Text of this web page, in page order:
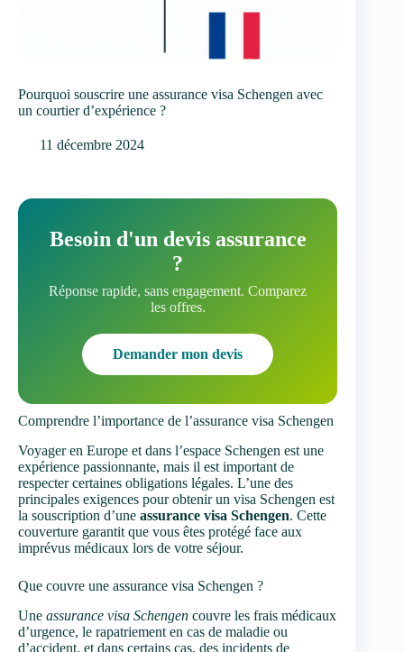
Pourquoi souscrire une assurance visa Schengen avec
un courtier d’expérience ?
11 décembre 2024
Besoin d'un devis assurance
?
Réponse rapide, sans engagement. Comparez
les offres.
Demander mon devis
Comprendre l’importance de l’assurance visa Schengen
Voyager en Europe et dans l’espace Schengen est une
expérience passionnante, mais il est important de
respecter certaines obligations légales. L’une des
principales exigences pour obtenir un visa Schengen est
la souscription d’une assurance visa Schengen. Cette
couverture garantit que vous êtes protégé face aux
imprévus médicaux lors de votre séjour.
Que couvre une assurance visa Schengen ?
Une assurance visa Schengen couvre les frais médicaux
d’urgence, le rapatriement en cas de maladie ou
d’accident, et dans certains cas, des incidents de